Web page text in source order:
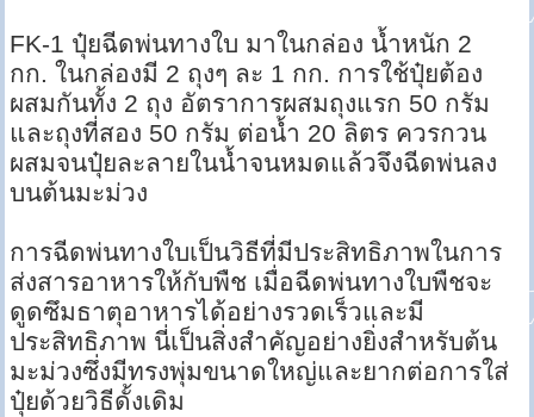
FK-1 ปุ๋ยฉีดพ่นทางใบ มาในกล่อง น้ำหนัก 2
กก. ในกล่องมี 2 ถุงๆ ละ 1 กก. การใช้ปุ๋ยต้อง
ผสมกันทั้ง 2 ถุง อัตราการผสมถุงแรก 50 กรัม
และถุงที่สอง 50 กรัม ต่อน้ำ 20 ลิตร ควรกวน
ผสมจนปุ๋ยละลายในน้ำจนหมดแล้วจึงฉีดพ่นลง
บนต้นมะม่วง
การฉีดพ่นทางใบเป็นวิธีที่มีประสิทธิภาพในการ
ส่งสารอาหารให้กับพืช เมื่อฉีดพ่นทางใบพืชจะ
ดูดซึมธาตุอาหารได้อย่างรวดเร็วและมี
ประสิทธิภาพ นี่เป็นสิ่งสำคัญอย่างยิ่งสำหรับต้น
มะม่วงซึ่งมีทรงพุ่มขนาดใหญ่และยากต่อการใส่
ปุ๋ยด้วยวิธีดั้งเดิม